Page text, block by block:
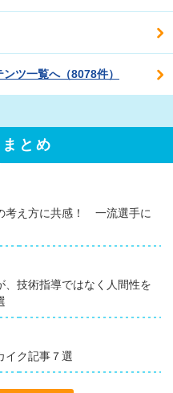
ンツ一覧へ（8078件）
とめ
考え方に共感！ 一流選手に
技術指導ではなく人間性を
イク記事７選